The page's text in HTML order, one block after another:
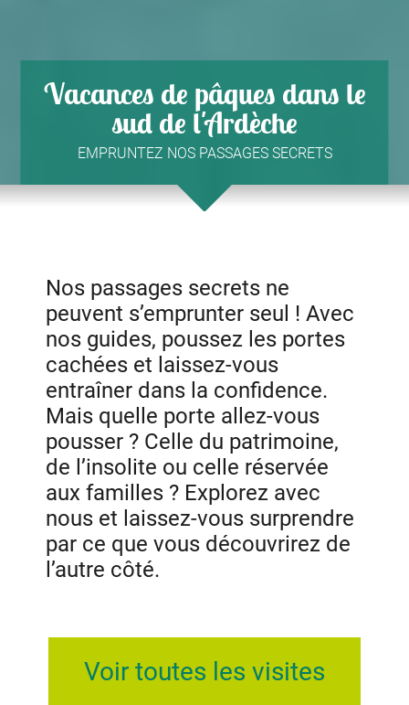
Vacances de pâques dans le
sud de l'Ardèche
EMPRUNTEZ NOS PASSAGES SECRETS
Nos passages secrets ne
peuvent s’emprunter seul ! Avec
nos guides, poussez les portes
cachées et laissez-vous
entraîner dans la confidence.
Mais quelle porte allez-vous
pousser ? Celle du patrimoine,
de l’insolite ou celle réservée
aux familles ? Explorez avec
nous et laissez-vous surprendre
par ce que vous découvrirez de
l’autre côté.
Voir toutes les visites